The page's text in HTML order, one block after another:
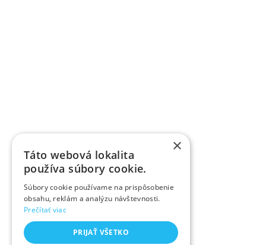
×
Táto webová lokalita
používa súbory cookie.
Súbory cookie používame na prispôsobenie
obsahu, reklám a analýzu návštevnosti.
Prečítať viac
PRIJAŤ VŠETKO